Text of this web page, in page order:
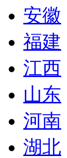
安徽
福建
江西
山东
河南
湖北